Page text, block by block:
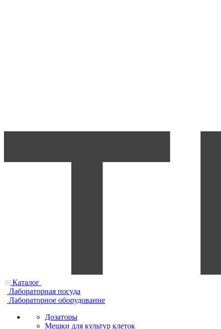
Каталог
Лабораторная посуда
Лабораторное оборудование
Дозаторы
Мешки для культур клеток